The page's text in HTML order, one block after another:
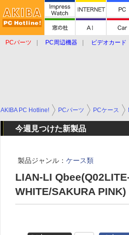
PCパーツ PC周辺機器 ビデオカード
AKIBA PC Hotline! PCパーツ PCケース
今週見つけた新製品
製品ジャンル： ケース類
LIAN-LI
WHITE/SAKURA PINK)